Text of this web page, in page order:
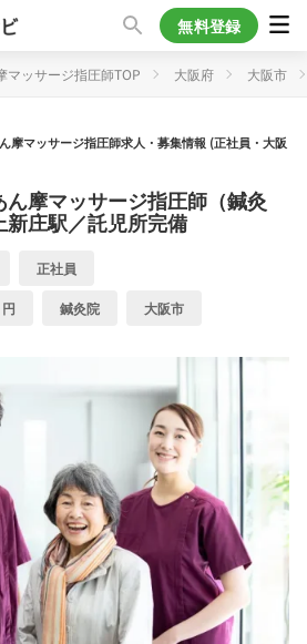
無料登録
マッサージ指圧師TOP 大阪府 大阪市
摩マッサージ指圧師求人・募集情報 (正社員・大阪
ん摩マッサージ指圧師（鍼灸
庄駅／託児所完備
正社員
鍼灸院 大阪市